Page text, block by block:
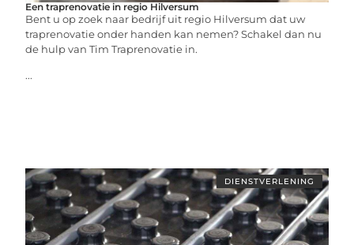
Een traprenovatie in regio Hilversum
Bent u op zoek naar bedrijf uit regio Hilversum dat uw
traprenovatie onder handen kan nemen? Schakel dan nu
de hulp van Tim Traprenovatie in.
...
DIENSTVERLENING